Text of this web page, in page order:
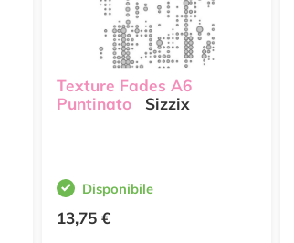
Texture Fades A6
Puntinato
Sizzix
Disponibile
13,75 €